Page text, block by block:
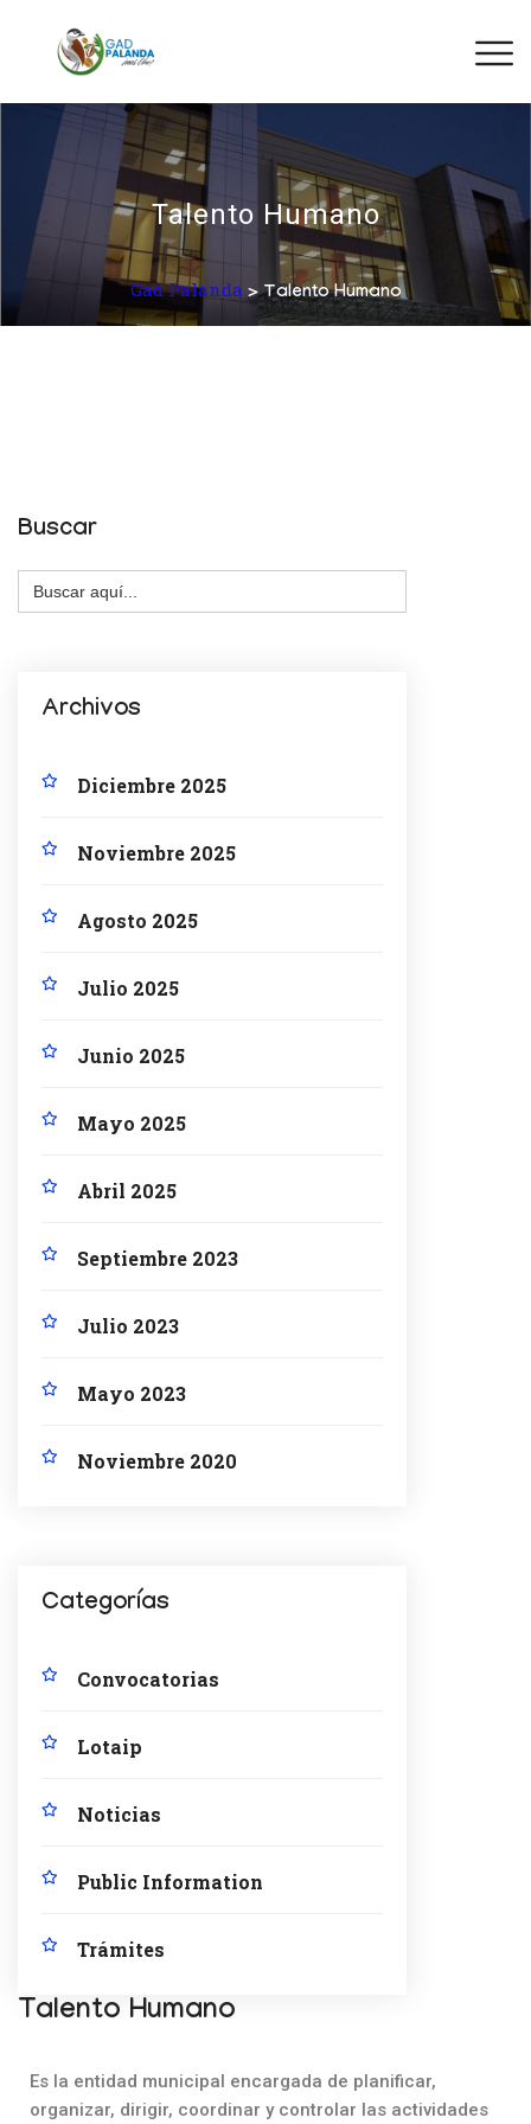
Talento Humano
Gad Palanda > Talento Humano
Buscar
Buscar:
Archivos
Diciembre 2025
Noviembre 2025
Agosto 2025
Julio 2025
Junio 2025
Mayo 2025
Abril 2025
Septiembre 2023
Julio 2023
Mayo 2023
Noviembre 2020
Categorías
Convocatorias
Lotaip
Noticias
Public Information
Trámites
Talento Humano
Es la entidad municipal encargada de planificar,
organizar, dirigir, coordinar y controlar las actividades